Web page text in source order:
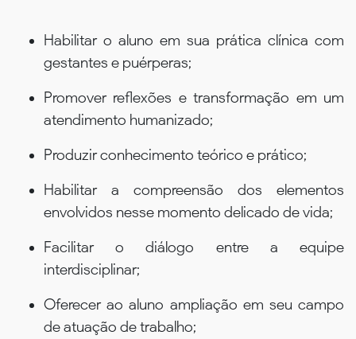
Habilitar o aluno em sua prática clínica com
gestantes e puérperas;
Promover reflexões e transformação em um
atendimento humanizado;
Produzir conhecimento teórico e prático;
Habilitar a compreensão dos elementos
envolvidos nesse momento delicado de vida;
Facilitar o diálogo entre a equipe
interdisciplinar;
Oferecer ao aluno ampliação em seu campo
de atuação de trabalho;